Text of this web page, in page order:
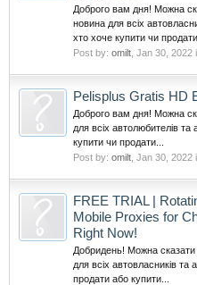
Доброго вам дня! Можна
новина для всіх
хто хоче купити чи
Post by: omilt Jan 30, 2022
Pelisplus Gratis HD
Доброго вам дня! Можна
для всіх автолюбителів
купити чи продати...
Post by: omilt Jan 30, 2022
FREE TRIAL |
Mobile Proxies for
Right Now!
Добридень! Можна сказати
для всіх автовласників
продати або купити...